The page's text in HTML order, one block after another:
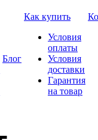
Блог
Как купить
Условия
оплаты
Условия
доставки
Гарантия
на товар